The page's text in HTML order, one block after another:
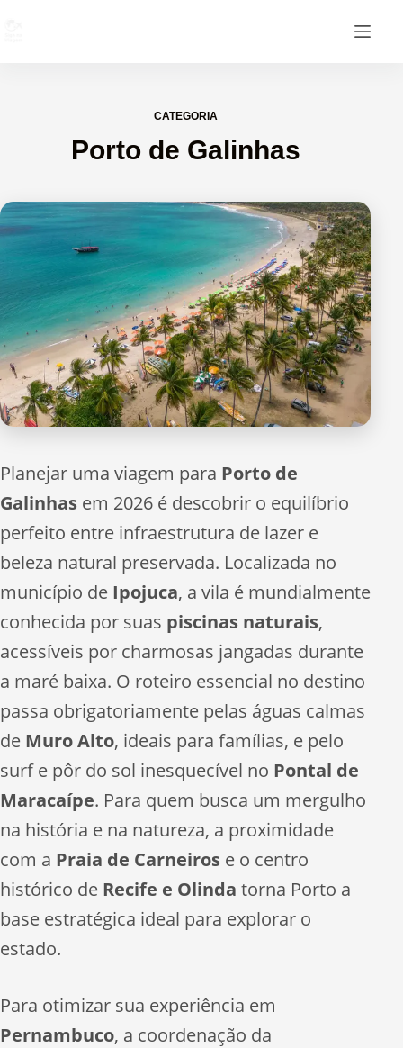
CATEGORIA
Porto de Galinhas
Planejar uma viagem para Porto de
Galinhas em 2026 é descobrir o equilíbrio
perfeito entre infraestrutura de lazer e
beleza natural preservada. Localizada no
município de Ipojuca, a vila é mundialmente
conhecida por suas piscinas naturais,
acessíveis por charmosas jangadas durante
a maré baixa. O roteiro essencial no destino
passa obrigatoriamente pelas águas calmas
de Muro Alto, ideais para famílias, e pelo
surf e pôr do sol inesquecível no Pontal de
Maracaípe. Para quem busca um mergulho
na história e na natureza, a proximidade
com a Praia de Carneiros e o centro
histórico de Recife e Olinda torna Porto a
base estratégica ideal para explorar o
estado.
Para otimizar sua experiência em
Pernambuco, a coordenação da